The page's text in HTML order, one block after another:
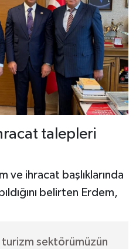
talepleri
ve ihracat başlıklarında
belirten Erdem,
turizm sektörümüzün